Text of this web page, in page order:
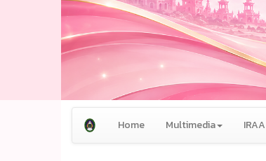
Home Multimedia